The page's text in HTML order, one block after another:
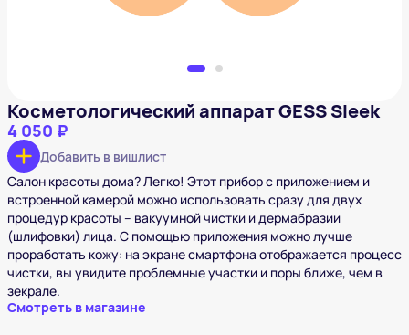
Косметологический аппарат GESS Sleek
4 050 ₽
Добавить в вишлист
Салон красоты дома? Легко! Этот прибор с приложением и
встроенной камерой можно использовать сразу для двух
процедур красоты – вакуумной чистки и дермабразии
(шлифовки) лица. С помощью приложения можно лучше
проработать кожу: на экране смартфона отображается процесс
чистки, вы увидите проблемные участки и поры ближе, чем в
зекрале.
Смотреть в магазине